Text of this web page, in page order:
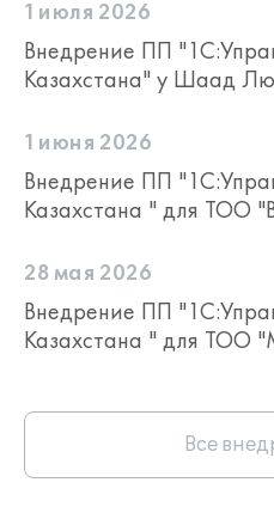
1 июля 2026
Внедрение ПП
Казахстана" у Шаад
1 июня 2026
Внедрение ПП
Казахстана " для ТОО
28 мая 2026
Внедрение ПП
Казахстана " для ТОО
Все